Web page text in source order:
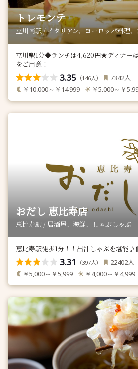
トレモンテ
立川南駅 / イタリアン、ヨーロッパ料理
立川駅1分◆ランチは4,620円★ディナー
をご用意！
3.35 （146人） 7342人
￥10,000～￥14,999 ￥5,000～￥
おだし 恵比寿店
恵比寿駅 / 居酒屋、海鮮、しゃぶしゃぶ
恵比寿駅徒歩1分！！出汁しゃぶを堪能♪
3.31 （397人） 22402人
￥5,000～￥5,999 ￥4,000～￥4,999